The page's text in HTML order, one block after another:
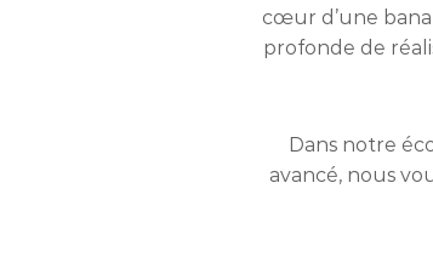
cœur d’une
profonde de
Dans notre
avancé, nous